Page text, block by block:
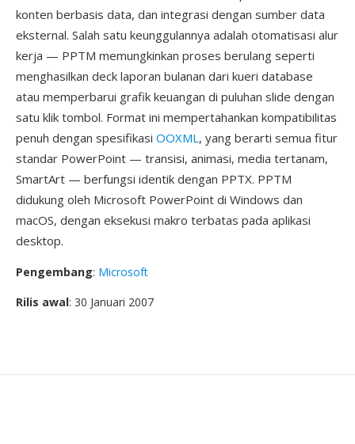
konten berbasis data, dan integrasi dengan sumber data
eksternal. Salah satu keunggulannya adalah otomatisasi alur
kerja — PPTM memungkinkan proses berulang seperti
menghasilkan deck laporan bulanan dari kueri database
atau memperbarui grafik keuangan di puluhan slide dengan
satu klik tombol. Format ini mempertahankan kompatibilitas
penuh dengan spesifikasi OOXML, yang berarti semua fitur
standar PowerPoint — transisi, animasi, media tertanam,
SmartArt — berfungsi identik dengan PPTX. PPTM
didukung oleh Microsoft PowerPoint di Windows dan
macOS, dengan eksekusi makro terbatas pada aplikasi
desktop.
Pengembang: Microsoft
Rilis awal: 30 Januari 2007